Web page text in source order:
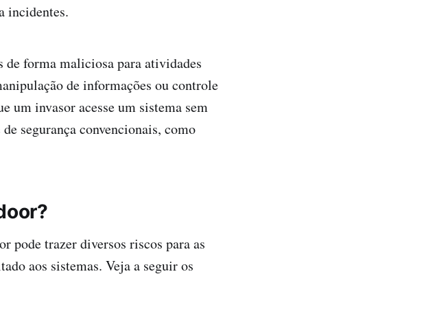
incidentes.
forma maliciosa para atividades
de informações ou controle
um invasor acesse um sistema sem
segurança convencionais, como
pode trazer diversos riscos para as
aos sistemas. Veja a seguir os